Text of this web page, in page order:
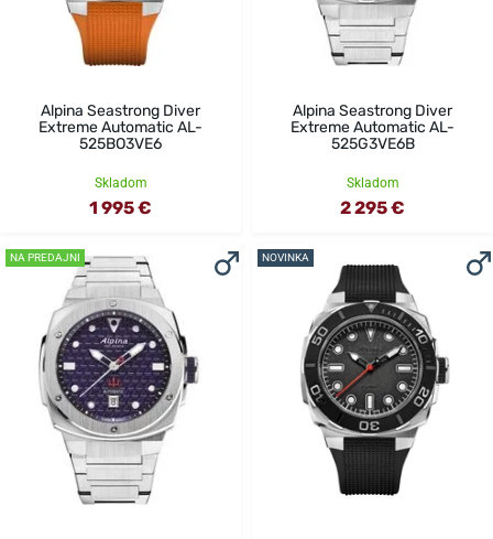
Alpina Seastrong Diver
Extreme Automatic AL-
525BO3VE6
Skladom
1 995 €
Alpina Seastrong Diver
Extreme Automatic AL-
525G3VE6B
Skladom
2 295 €
NA PREDAJNI NOVINKA